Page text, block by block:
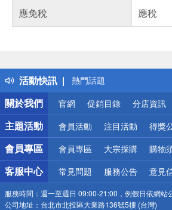
應免稅
應稅
活動快訊
得獎公告
熱門話題
銀行優惠
偏遠地區配送
詐騙網頁！請小心！
關於我們
官網 促銷目錄 分店資訊
主題活動 會員活動 注目活動 得獎
會員專區 會員專區 大宗採購 購物
客服中心 常見問題 服務公告 意見
服務時間： 週一至週日 09:00-21:00，例假日依網站
公司地址： 台北市北投區大業路136號5樓 (台灣)